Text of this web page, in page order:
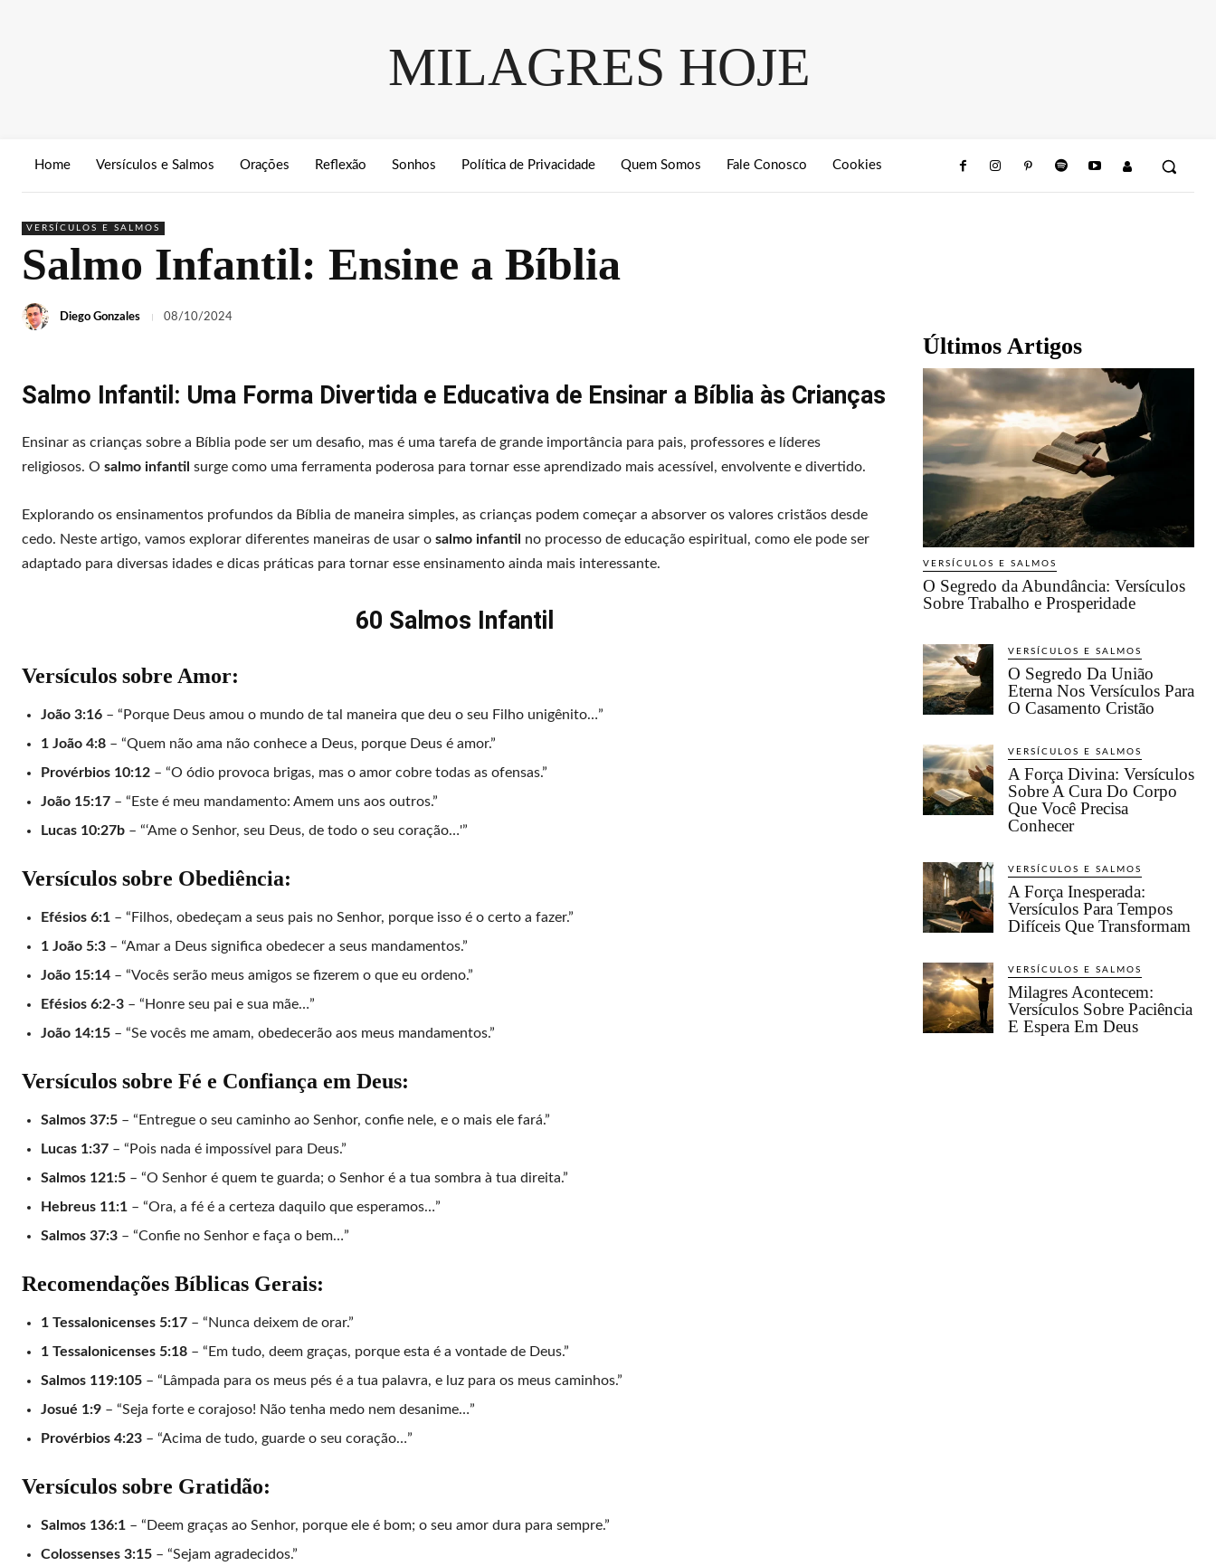
MILAGRES HOJE
Home Versículos e Salmos Orações Reflexão Sonhos Política de Privacidade Quem Somos Fale Conosco Cookies
VERSÍCULOS E SALMOS
Salmo Infantil: Ensine a Bíblia
Diego Gonzales 08/10/2024
Salmo Infantil: Uma Forma Divertida e Educativa de Ensinar a Bíblia às Crianças
Ensinar as crianças sobre a Bíblia pode ser um desafio, mas é uma tarefa de grande importância para pais, professores e líderes
religiosos. O salmo infantil surge como uma ferramenta poderosa para tornar esse aprendizado mais acessível, envolvente e divertido.
Explorando os ensinamentos profundos da Bíblia de maneira simples, as crianças podem começar a absorver os valores cristãos desde
cedo. Neste artigo, vamos explorar diferentes maneiras de usar o salmo infantil no processo de educação espiritual, como ele pode ser
adaptado para diversas idades e dicas práticas para tornar esse ensinamento ainda mais interessante.
60 Salmos Infantil
Versículos sobre Amor:
João 3:16 – “Porque Deus amou o mundo de tal maneira que deu o seu Filho unigênito…”
1 João 4:8 – “Quem não ama não conhece a Deus, porque Deus é amor.”
Provérbios 10:12 – “O ódio provoca brigas, mas o amor cobre todas as ofensas.”
João 15:17 – “Este é meu mandamento: Amem uns aos outros.”
Lucas 10:27b – “‘Ame o Senhor, seu Deus, de todo o seu coração…'”
Versículos sobre Obediência:
Efésios 6:1 – “Filhos, obedeçam a seus pais no Senhor, porque isso é o certo a fazer.”
1 João 5:3 – “Amar a Deus significa obedecer a seus mandamentos.”
João 15:14 – “Vocês serão meus amigos se fizerem o que eu ordeno.”
Efésios 6:2-3 – “Honre seu pai e sua mãe…”
João 14:15 – “Se vocês me amam, obedecerão aos meus mandamentos.”
Versículos sobre Fé e Confiança em Deus:
Salmos 37:5 – “Entregue o seu caminho ao Senhor, confie nele, e o mais ele fará.”
Lucas 1:37 – “Pois nada é impossível para Deus.”
Salmos 121:5 – “O Senhor é quem te guarda; o Senhor é a tua sombra à tua direita.”
Hebreus 11:1 – “Ora, a fé é a certeza daquilo que esperamos…”
Salmos 37:3 – “Confie no Senhor e faça o bem…”
Recomendações Bíblicas Gerais:
1 Tessalonicenses 5:17 – “Nunca deixem de orar.”
1 Tessalonicenses 5:18 – “Em tudo, deem graças, porque esta é a vontade de Deus.”
Salmos 119:105 – “Lâmpada para os meus pés é a tua palavra, e luz para os meus caminhos.”
Josué 1:9 – “Seja forte e corajoso! Não tenha medo nem desanime…”
Provérbios 4:23 – “Acima de tudo, guarde o seu coração…”
Versículos sobre Gratidão:
Salmos 136:1 – “Deem graças ao Senhor, porque ele é bom; o seu amor dura para sempre.”
Colossenses 3:15 – “Sejam agradecidos.”
Últimos Artigos
VERSÍCULOS E SALMOS
O Segredo da Abundância: Versículos
Sobre Trabalho e Prosperidade
VERSÍCULOS E SALMOS
O Segredo Da União
Eterna Nos Versículos Para
O Casamento Cristão
VERSÍCULOS E SALMOS
A Força Divina: Versículos
Sobre A Cura Do Corpo
Que Você Precisa
Conhecer
VERSÍCULOS E SALMOS
A Força Inesperada:
Versículos Para Tempos
Difíceis Que Transformam
VERSÍCULOS E SALMOS
Milagres Acontecem:
Versículos Sobre Paciência
E Espera Em Deus